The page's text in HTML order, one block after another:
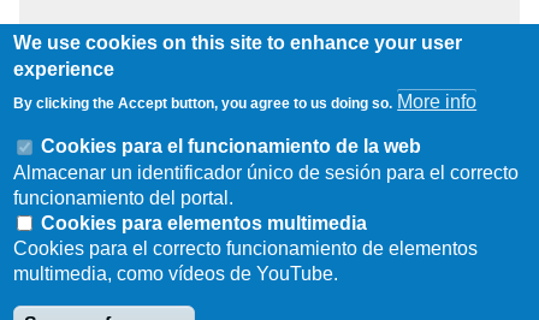
Copyright
Todos los contenidos de este servidor WEB, son propiedad de la
Universidad de Sevilla, si no se indica lo contrario. Pueden ser
reproducidos libremente y para fines no lucrativos por cualquier
persona perteneciente a una institución de carácter educativo o
investigador. Otras instituciones, organismos, empresas, etc. deben
solicitar el permiso escrito de los propietarios del copyright.
Los escudos, logotipos, fotografías y gráficos son propiedad de la
Universidad de Sevilla. Prohibida su reproducción total o parcial por
We use cookies on this site to enhance your user
experience
By clicking the Accept button, you agree to us doing so. More info
Cookies para el funcionamiento de la web
Almacenar un identificador único de sesión para el correcto
funcionamiento del portal.
Cookies para elementos multimedia
Cookies para el correcto funcionamiento de elementos
multimedia, como vídeos de YouTube.